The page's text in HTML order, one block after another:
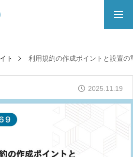
応エリア
をつくる。
ト 利用規約の作成ポイントと設置の
2025.11.19